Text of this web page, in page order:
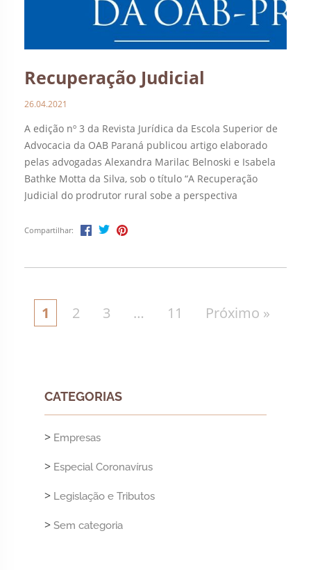
Recuperação Judicial
26.04.2021
A edição nº 3 da Revista Jurídica da Escola Superior de
Advocacia da OAB Paraná publicou artigo elaborado
pelas advogadas Alexandra Marilac Belnoski e Isabela
Bathke Motta da Silva, sob o título “A Recuperação
Judicial do prodrutor rural sobe a perspectiva
14.112/2020.” A obra está […]
Compartilhar:
1 2 3 … 11 Próximo »
CATEGORIAS
> Empresas
> Especial Coronavírus
> Legislação e Tributos
> Sem categoria